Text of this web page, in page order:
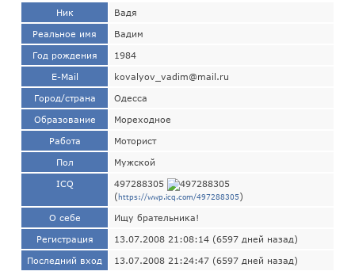
Ник Вадя
Реальное имя Вадим
Год рождения 1984
E-Mail kovalyov_vadim@mail.ru
Город/страна Одесса
Образование Мореходное
Работа Моторист
Пол Мужской
ICQ
497288305
(https://wwp.icq.com/497288305)
О себе Ищу брательника!
Регистрация 13.07.2008 21:08:14 (6597 дней назад)
Последний вход 13.07.2008 21:24:47 (6597 дней назад)